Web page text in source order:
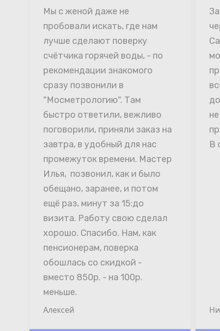
Мы с женой даже не
пробовали искать, где нам
лучше сделают поверку
счётчика горячей воды, - по
рекомендации знакомого
сразу позвонили в
"Мосметрологию". Там
быстро ответили, вежливо
поговорили, приняли заказ на
завтра, в удобный для нас
промежуток времени. Мастер
Илья,  позвонил, как и было
обещано, заранее, и потом
ещё раз, минут за 15:до
визита. Работу свою сделал
хорошо. Спасибо. Нам, как
пенсионерам, поверка
обошлась со скидкой -
вместо 850р. - на 100р.
меньше.
Алексей
В